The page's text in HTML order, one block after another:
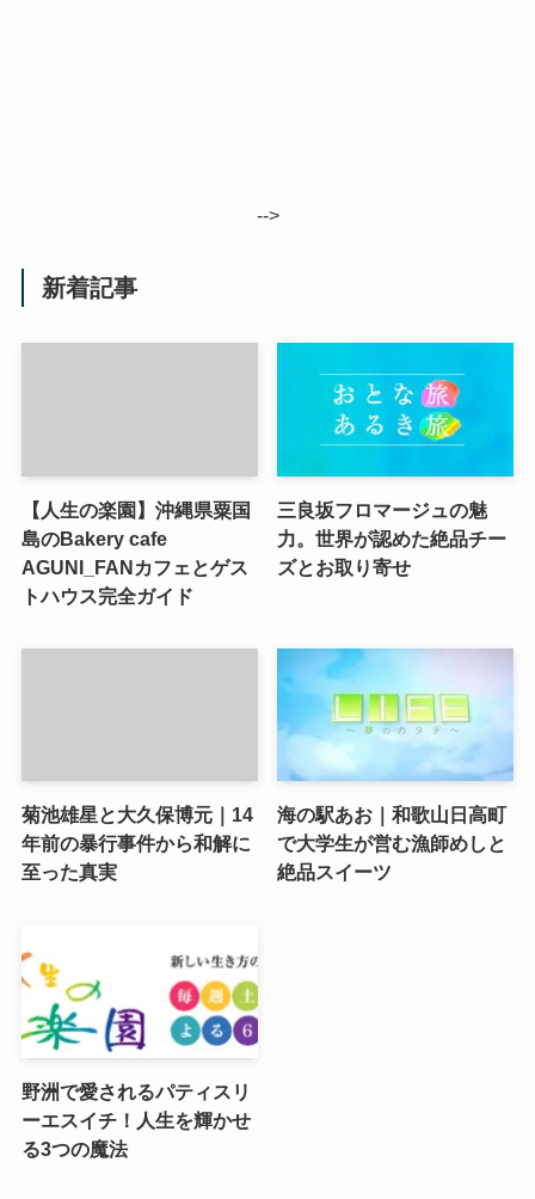
-->
新着記事
【人生の楽園】沖縄県粟国
島のBakery cafe
AGUNI_FANカフェとゲス
トハウス完全ガイド
三良坂フロマージュの魅
力。世界が認めた絶品チー
ズとお取り寄せ
菊池雄星と大久保博元｜14
年前の暴行事件から和解に
至った真実
海の駅あお｜和歌山日高町
で大学生が営む漁師めしと
絶品スイーツ
野洲で愛されるパティスリ
ーエスイチ！人生を輝かせ
る3つの魔法